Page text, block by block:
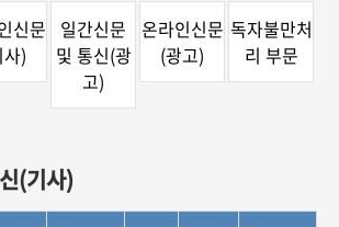
신문
)
일간신문
및 통신(광
고)
온라인신문
(광고)
독자불만처
리 부문
(기사)